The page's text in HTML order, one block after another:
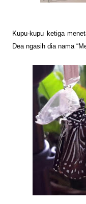
Kupu-kupu ketiga
Dea ngasih dia nama